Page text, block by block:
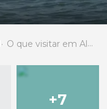
O que visitar em Algarve
+7